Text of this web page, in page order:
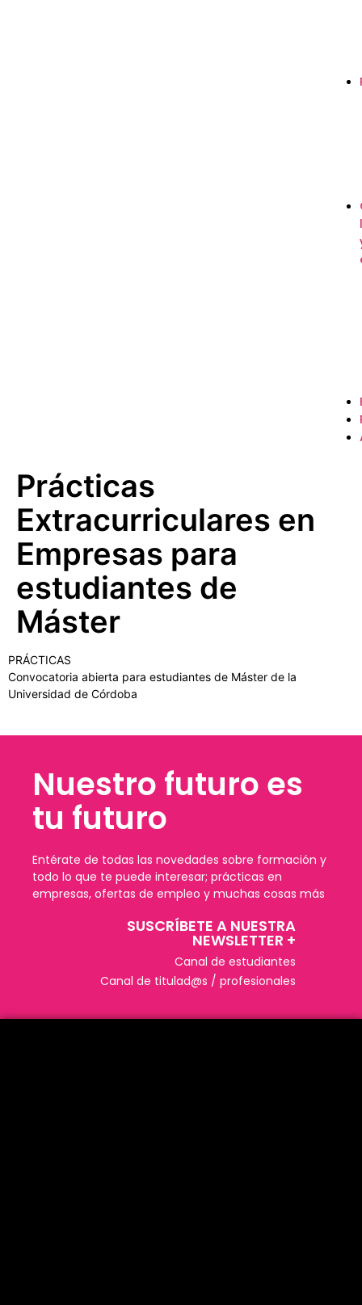
Prácticas
Extracurriculares en
Empresas para
estudiantes de
Máster
PRÁCTICAS
Convocatoria abierta para estudiantes de Máster de la
Universidad de Córdoba
Nuestro futuro es
tu futuro
Entérate de todas las novedades sobre formación y
todo lo que te puede interesar; prácticas en
empresas, ofertas de empleo y muchas cosas más
SUSCRÍBETE A NUESTRA
NEWSLETTER +​
Canal de estudiantes
Canal de titulad@s / profesionales